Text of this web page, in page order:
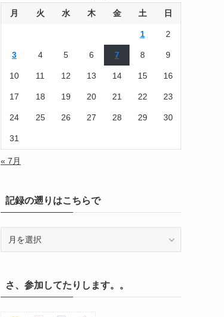
月 火 水 木 金 土 日
1 2
3 4 5 6 7 8 9
10 11 12 13 14 15 16
17 18 19 20 21 22 23
24 25 26 27 28 29 30
31
« 7月
記録の遡りはこちらで
り
は
こ
さ、参加してたりします。。